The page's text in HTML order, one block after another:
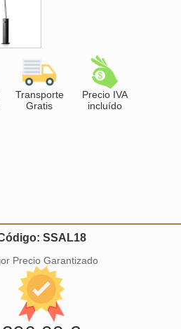
Transporte
Gratis
Precio IVA
incluído
SSAL18
Precio Garantizado